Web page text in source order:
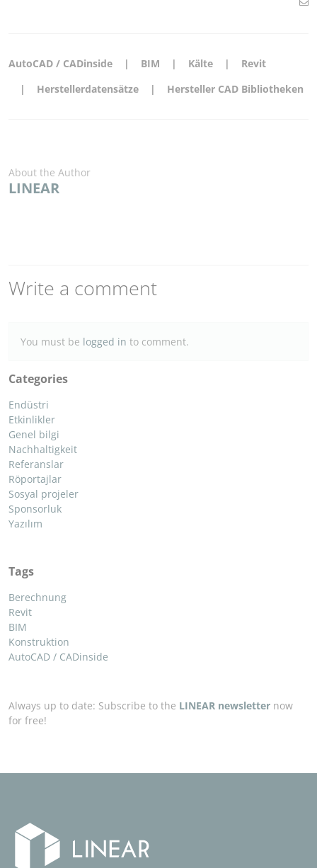
AutoCAD / CADinside BIM Kälte
Revit
Herstellerdatensätze
Hersteller CAD Bibliotheken
About the Author
LINEAR
Write a comment
You must be logged in to comment.
Categories
Endüstri
Etkinlikler
Genel bilgi
Nachhaltigkeit
Referanslar
Röportajlar
Sosyal projeler
Sponsorluk
Yazılım
Tags
Berechnung
Revit
BIM
Konstruktion
AutoCAD / CADinside
Always up to date: Subscribe to the LINEAR newsletter now
for free!